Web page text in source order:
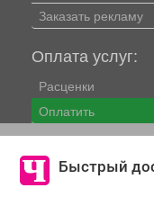
Быстрый
согласие на
обеспечивают
Заказать рекламу
Оплата услуг:
Расценки
Оплатить
Наши ресурсы:
Газета "Частник-М"